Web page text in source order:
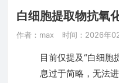
白细胞提取物抗氧
作者：max 时间：2026年
目前仅提及“白细胞
息过于简略，无法